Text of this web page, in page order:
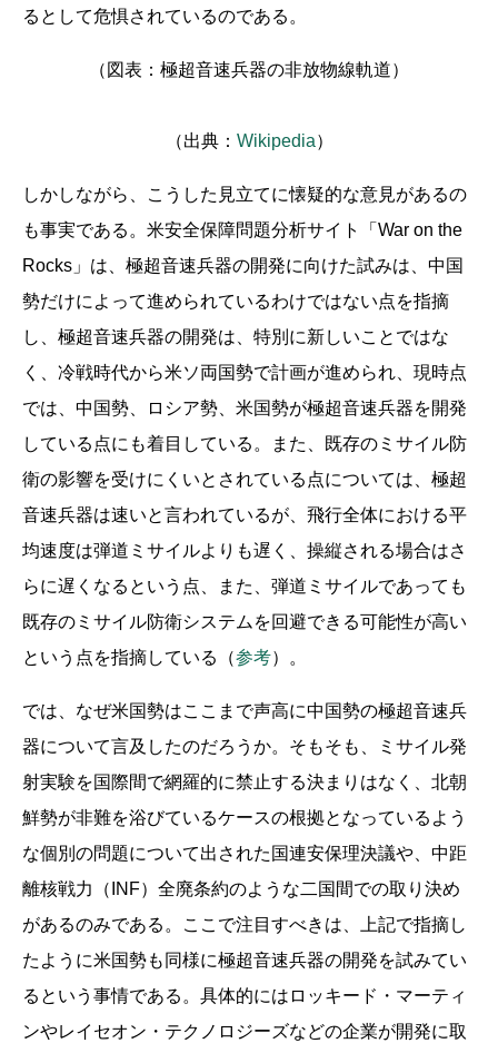
るとして危惧されているのである。
（図表：極超音速兵器の非放物線軌道）
（出典： Wikipedia）
しかしながら、こうした見立てに懐疑的な意見があるの
も事実である。米安全保障問題分析サイト「War on the
Rocks」は、極超音速兵器の開発に向けた試みは、中国
勢だけによって進められているわけではない点を指摘
し、極超音速兵器の開発は、特別に新しいことではな
く、冷戦時代から米ソ両国勢で計画が進められ、現時点
では、中国勢、ロシア勢、米国勢が極超音速兵器を開発
している点にも着目している。また、既存のミサイル防
衛の影響を受けにくいとされている点については、極超
音速兵器は速いと言われているが、飛行全体における平
均速度は弾道ミサイルよりも遅く、操縦される場合はさ
らに遅くなるという点、また、弾道ミサイルであっても
既存のミサイル防衛システムを回避できる可能性が高い
という点を指摘している（参考）。
では、なぜ米国勢はここまで声高に中国勢の極超音速兵
器について言及したのだろうか。そもそも、ミサイル発
射実験を国際間で網羅的に禁止する決まりはなく、北朝
鮮勢が非難を浴びているケースの根拠となっているよう
な個別の問題について出された国連安保理決議や、中距
離核戦力（INF）全廃条約のような二国間での取り決め
があるのみである。ここで注目すべきは、上記で指摘し
たように米国勢も同様に極超音速兵器の開発を試みてい
るという事情である。具体的にはロッキード・マーティ
ンやレイセオン・テクノロジーズなどの企業が開発に取